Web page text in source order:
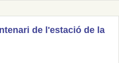
de l'estació de la